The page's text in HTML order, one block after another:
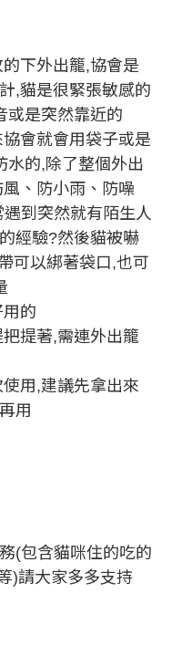
下外出籠,協會是
,貓是很緊張敏感的
或是突然靠近的
會就會用袋子或是
水的,除了整個外出
、防小雨、防噪
到突然就有陌生人
經驗?然後貓被嚇
可以綁著袋口,也可
的
提著,需連外出籠
用,建議先拿出來
用
(包含貓咪住的吃的
)請大家多多支持